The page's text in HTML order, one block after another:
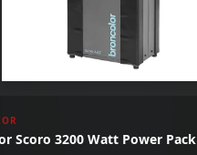
Scoro 3200 Watt Power Pack